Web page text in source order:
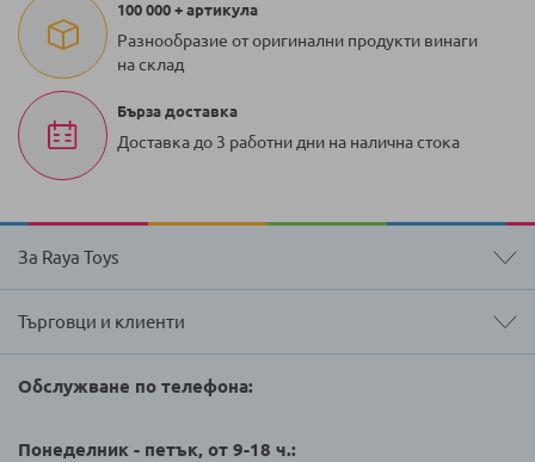
100 000 + артикула
Разнообразие от оригинални продукти винаги
на склад
Бърза доставка
Доставка до 3 работни дни на налична стока
За Raya Toys
Търговци и клиенти
Обслужване по телефона:
Понеделник - петък, от 9-18 ч.: